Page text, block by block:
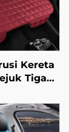
Kereta
Tiga
Berbulu
Reka